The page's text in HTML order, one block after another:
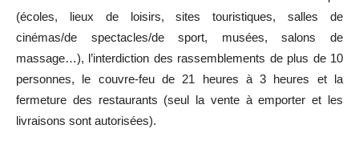
(écoles, lieux de loisirs, sites touristiques, salles de
cinémas/de spectacles/de sport, musées, salons de
massage…), l’interdiction des rassemblements de plus de 10
personnes, le couvre-feu de 21 heures à 3 heures et la
fermeture des restaurants (seul la vente à emporter et les
livraisons sont autorisées).